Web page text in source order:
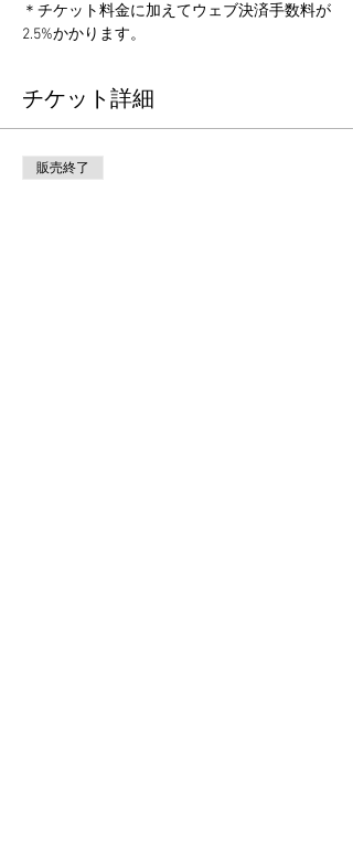
＊チケット料金に加えてウェブ決済手数料が
2.5%かかります。
チケット詳細
販売終了